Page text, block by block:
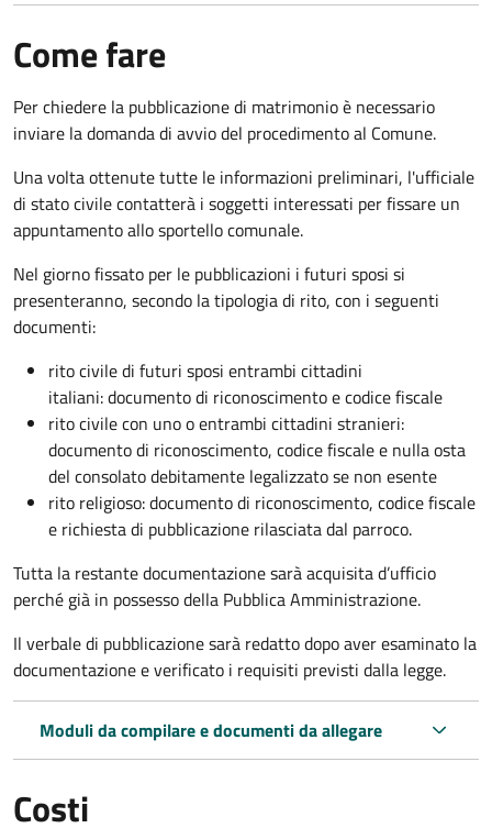
Come fare
Per chiedere la pubblicazione di matrimonio è necessario
inviare la domanda di avvio del procedimento al Comune.
Una volta ottenute tutte le informazioni preliminari, l'ufficiale
di stato civile contatterà i soggetti interessati per fissare un
appuntamento allo sportello comunale.
Nel giorno fissato per le pubblicazioni i futuri sposi si
presenteranno, secondo la tipologia di rito, con i seguenti
documenti:
rito civile di futuri sposi entrambi cittadini
italiani: documento di riconoscimento e codice fiscale
rito civile con uno o entrambi cittadini stranieri:
documento di riconoscimento, codice fiscale e nulla osta
del consolato debitamente legalizzato se non esente
rito religioso: documento di riconoscimento, codice fiscale
e richiesta di pubblicazione rilasciata dal parroco.
Tutta la restante documentazione sarà acquisita d’ufficio
perché già in possesso della Pubblica Amministrazione.
Il verbale di pubblicazione sarà redatto dopo aver esaminato la
documentazione e verificato i requisiti previsti dalla legge.
Moduli da compilare e documenti da allegare
Costi